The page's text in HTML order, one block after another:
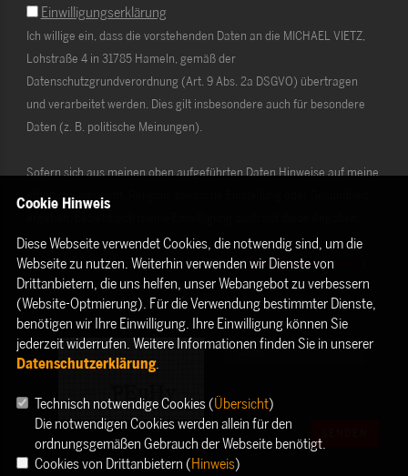
Einwilligungserklärung
Ich willige ein, dass die vorstehenden Daten an die MICHAEL VIETZ,
Lohstraße 4 in 31785 Hameln, gemäß der
Datenschutzgrundverordnung (Art. 9 Abs. 2a DSGVO) übertragen
und verarbeitet werden. Dies gilt insbesondere auch für besondere
Daten (z. B. politische Meinungen).
Sofern sich aus meinen oben aufgeführten Daten Hinweise auf meine
ethnische Herkunft, Religion, politische Einstellung oder Gesundheit
Die Rechte als Betroffener aus der DSGVO ( Datenschutzerklärung
habe ich gelesen und verstanden.
Cookie Hinweis
Diese Webseite verwendet Cookies, die notwendig sind, um die
Webseite zu nutzen. Weiterhin verwenden wir Dienste von
Drittanbietern, die uns helfen, unser Webangebot zu verbessern
(Website-Optmierung). Für die Verwendung bestimmter Dienste,
benötigen wir Ihre Einwilligung. Ihre Einwilligung können Sie
jederzeit widerrufen. Weitere Informationen finden Sie in unserer
Datenschutzerklärung.
Technisch notwendige Cookies (Übersicht)
Die notwendigen Cookies werden allein für den
ordnungsgemäßen Gebrauch der Webseite benötigt.
Cookies von Drittanbietern (Hinweis)